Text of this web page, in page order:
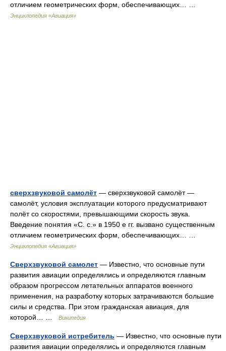
отличием геометрических форм, обеспечивающих… …
Энциклопедия «Авиация»
сверхзвуковой самолёт — сверхзвуковой самолёт —
самолёт, условия эксплуатации которого предусматривают
полёт со скоростями, превышающими скорость звука.
Введение понятия «С. с.» в 1950 е гг. вызвано существенным
отличием геометрических форм, обеспечивающих… …
Энциклопедия «Авиация»
Сверхзвуковой самолет — Известно, что основные пути
развития авиации определялись и определяются главным
образом прогрессом летательных аппаратов военного
применения, на разработку которых затрачиваются большие
силы и средства. При этом гражданская авиация, для
которой… …
Википедия
Сверхзвуковой истребитель — Известно, что основные пути
развития авиации определялись и определяются главным